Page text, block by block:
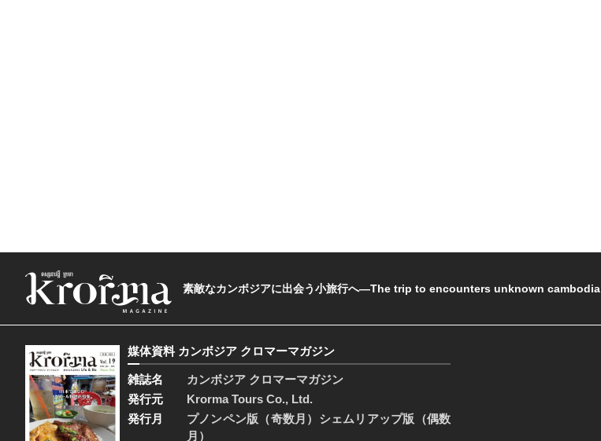
素敵なカンボジアに出会う小旅行へ―The trip to encounters unknown cambodia
媒体資料 カンボジア クロマーマガジン
雑誌名
カンボジア クロマーマガジン
発行元
Krorma Tours Co., Ltd.
発行月
プノンペン版（奇数月）シェムリアップ版（偶数
月）